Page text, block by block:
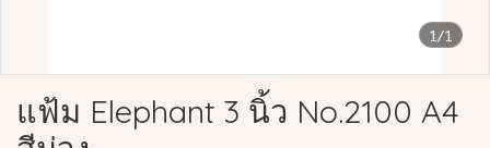
1/1
แฟ้ม Elephant 3 นิ้ว No.2100 A4